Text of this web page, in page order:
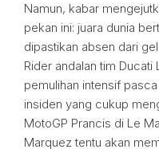
Namun, kabar
pekan ini: juara dunia
dipastikan absen dari
Rider andalan tim
pemulihan intensif
insiden yang cukup
MotoGP Prancis di Le
Marquez tentu akan